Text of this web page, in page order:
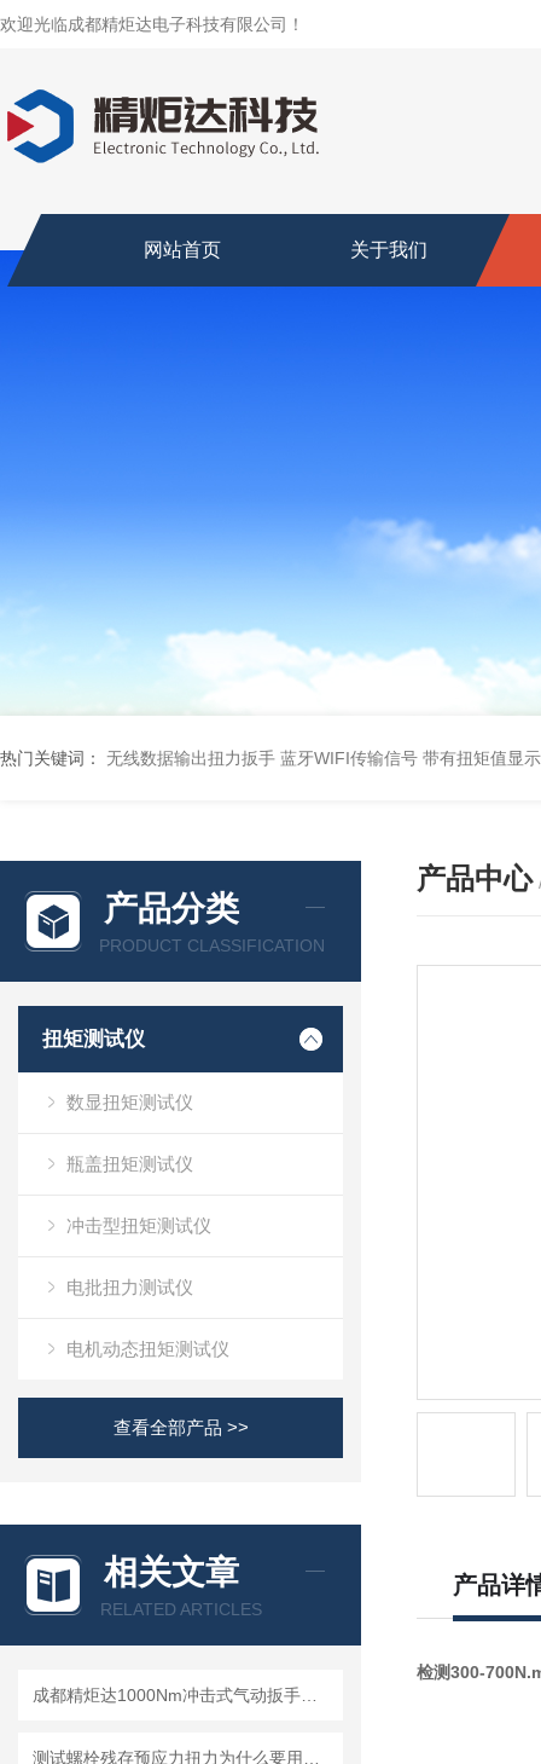
欢迎光临成都精炬达电子科技有限公司！
网站首页 关于我们
热门关键词： 无线数据输出扭力扳手 蓝牙WIFI传输信号 带有扭矩值显
产品分类
PRODUCT CLASSIFICATION
扭矩测试仪
数显扭矩测试仪
瓶盖扭矩测试仪
冲击型扭矩测试仪
电批扭力测试仪
电机动态扭矩测试仪
查看全部产品 >>
相关文章
RELATED ARTICLES
产品中心
产品详
检测300-